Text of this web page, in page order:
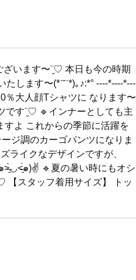
います〜¨̮♡︎ 本日も今の時期
します〜(*ˊ˘ˋ*)｡♪︎:*° ----*----*---
％大人顔Tシャツに なります〜
です¨̮♡︎ 🔹インナーとしても主
よ これからの季節に活躍を
ジ調のカーゴパンツになりま
ライクなデザインですが、
๑)✌ 🔹夏の暑い時にもオシ
スタッフ着用サイズ】 トッ